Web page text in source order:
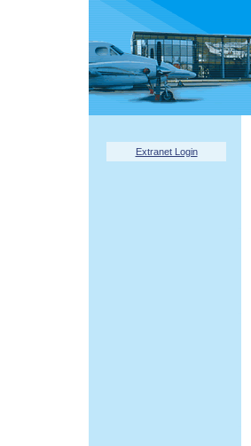
Extranet Login